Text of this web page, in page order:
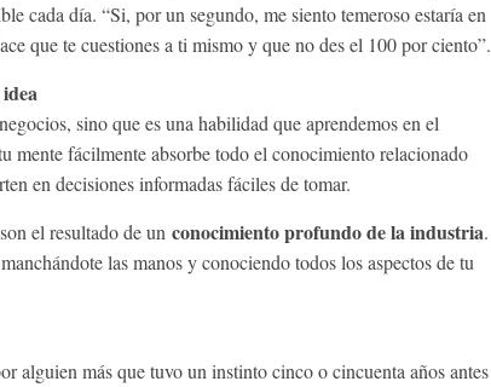
cada día. “Si, por un segundo, me siento temeroso estaría en
que te cuestiones a ti mismo y que no des el 100 por ciento”.
sino que es una habilidad que aprendemos en el
mente fácilmente absorbe todo el conocimiento relacionado
en decisiones informadas fáciles de tomar.
el resultado de un conocimiento profundo de la industria.
las manos y conociendo todos los aspectos de tu
alguien más que tuvo un instinto cinco o cincuenta años antes